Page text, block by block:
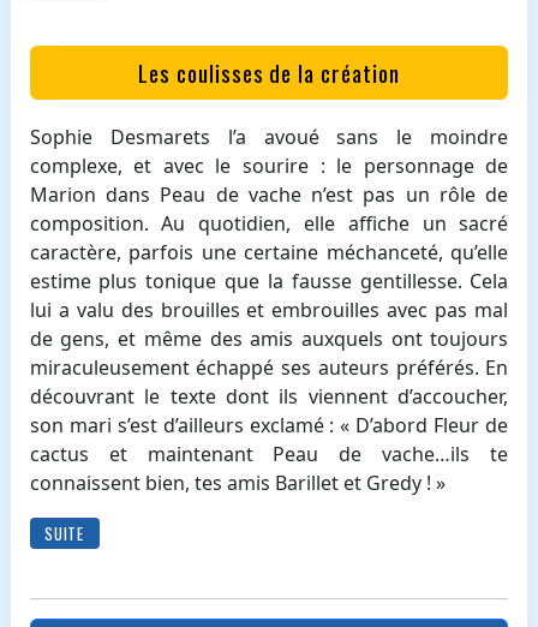
Les coulisses de la création
Sophie Desmarets l’a avoué sans le moindre
complexe, et avec le sourire : le personnage de
Marion dans Peau de vache n’est pas un rôle de
composition. Au quotidien, elle affiche un sacré
caractère, parfois une certaine méchanceté, qu’elle
estime plus tonique que la fausse gentillesse. Cela
lui a valu des brouilles et embrouilles avec pas mal
de gens, et même des amis auxquels ont toujours
miraculeusement échappé ses auteurs préférés. En
découvrant le texte dont ils viennent d’accoucher,
son mari s’est d’ailleurs exclamé : « D’abord Fleur de
cactus et maintenant Peau de vache…ils te
connaissent bien, tes amis Barillet et Gredy ! »
SUITE